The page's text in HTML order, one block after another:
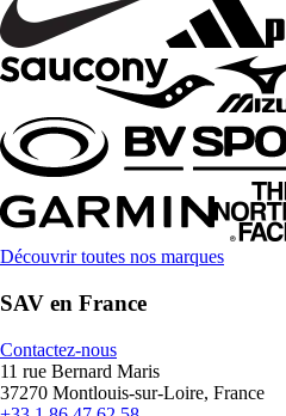
Découvrir toutes nos marques
SAV en France
Contactez-nous
11 rue Bernard Maris
37270 Montlouis-sur-Loire, France